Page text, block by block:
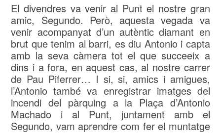
El divendres va venir al Punt el nostre gran
amic, Segundo. Però, aquesta vegada va
venir acompanyat d’un autèntic diamant en
brut que tenim al barri, es diu Antonio i capta
amb la seva càmera tot el que succeeix a
dins i a fora, en aquest cas, al nostre carrer
de Pau Piferrer… I si, si, amics i amigues,
l’Antonio també va enregistrar imatges del
incendi del pàrquing a la Plaça d’Antonio
Machado i al Punt, juntament amb el
Segundo, vam aprendre com fer el muntatge